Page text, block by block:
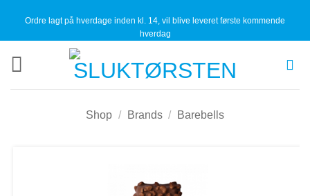
Ordre lagt på hverdage inden kl. 14, vil blive leveret første kommende
hverdag
Shop / Brands / Barebells